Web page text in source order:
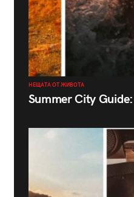
НЕЩАТА ОТ ЖИВОТА
Summer City